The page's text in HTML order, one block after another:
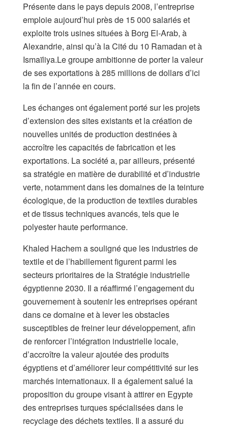
Présente dans le pays depuis 2008, l’entreprise
emploie aujourd’hui près de 15 000 salariés et
exploite trois usines situées à Borg El-Arab, à
Alexandrie, ainsi qu’à la Cité du 10 Ramadan et à
Ismaïliya.Le groupe ambitionne de porter la valeur
de ses exportations à 285 millions de dollars d’ici
la fin de l’année en cours.
Les échanges ont également porté sur les projets
d’extension des sites existants et la création de
nouvelles unités de production destinées à
accroître les capacités de fabrication et les
exportations. La société a, par ailleurs, présenté
sa stratégie en matière de durabilité et d’industrie
verte, notamment dans les domaines de la teinture
écologique, de la production de textiles durables
et de tissus techniques avancés, tels que le
polyester haute performance.
Khaled Hachem a souligné que les industries de
textile et de l’habillement figurent parmi les
secteurs prioritaires de la Stratégie industrielle
égyptienne 2030. Il a réaffirmé l’engagement du
gouvernement à soutenir les entreprises opérant
dans ce domaine et à lever les obstacles
susceptibles de freiner leur développement, afin
de renforcer l’intégration industrielle locale,
d’accroître la valeur ajoutée des produits
égyptiens et d’améliorer leur compétitivité sur les
marchés internationaux. Il a également salué la
proposition du groupe visant à attirer en Egypte
des entreprises turques spécialisées dans le
recyclage des déchets textiles. Il a assuré du